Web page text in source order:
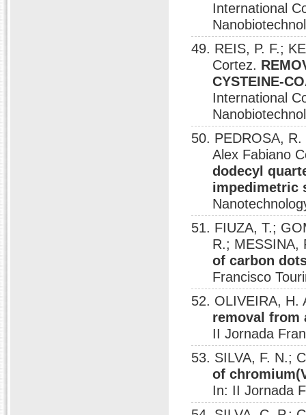
International
49. REIS, P. F.;
Cortez.
CYSTEINE-
International
50. PEDROSA,
Alex Fabiano
dodecyl
impedimetric
51. FIUZA, T.;
R.; MESSINA,
of carbon
Francisco
52. OLIVEIRA, H.
removal from
II Jornada
53. SILVA, F. N.;
of
In: II Jornada